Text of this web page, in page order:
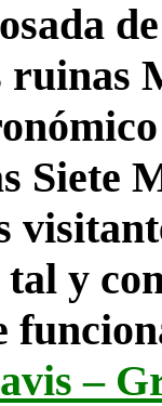
ruinas
Siete
y
–